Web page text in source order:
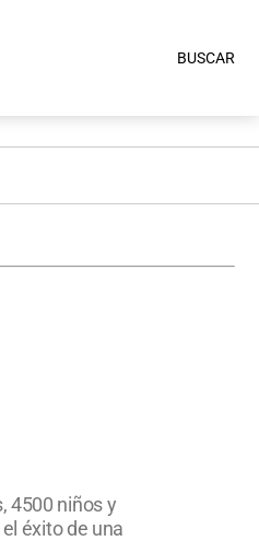
BUSCAR
4500 niños y
éxito de una